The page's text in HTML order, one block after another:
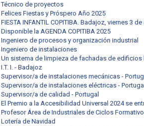
Técnico de proyectos
Felices Fiestas y Próspero Año 2025
FIESTA INFANTIL COPITIBA. Badajoz, viernes 3
Disponible la AGENDA COPITIBA 2025
Ingeniero de procesos y organización industrial
Ingeniero de instalaciones
Un sistema de limpieza de fachadas de
I.T. I. - Badajoz
Supervisor/a de instalaciones mecánicas -
Supervisor/a de instalaciones eléctricas - Portugal
Supervisor/a de calidad - Portugal
El Premio a la Accesibilidad Universal 2024 se
Profesor Área de Industriales de Ciclos
Lotería de Navidad